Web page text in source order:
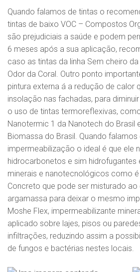
Quando falamos de tintas o
tintas de baixo VOC – Compostos
são prejudiciais a saúde e podem
6 meses após a sua aplicação,
caso as tintas da linha Sem cheiro
Odor da Coral. Outro ponto
pintura externa á a redução de calor
insolação nas fachadas, para
o uso de tintas termoreflexivas,
Nanotermic 1 da Nanotech do Brasil
Biomassa do Brasil. Quando falamos
impermeabilização o ideal é que ele
hidrocarbonetos e sim hidrofugantes
minerais e nanotecnológicos como
Concreto que pode ser misturado
argamassa para deixar o mesmo
Moshe Flex, impermeabilizante
aplicado sobre lajes, pisos ou
infiltrações, reduzindo assim a
de fungos e bactérias nestes locais.